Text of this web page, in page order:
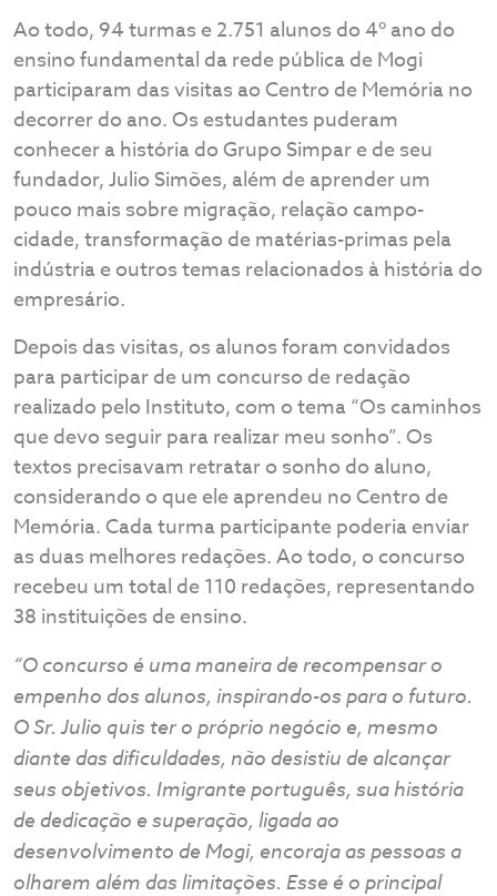
Ao todo, 94 turmas e 2.751 alunos do 4º ano do
ensino fundamental da rede pública de Mogi
participaram das visitas ao Centro de Memória no
decorrer do ano. Os estudantes puderam
conhecer a história do Grupo Simpar e de seu
fundador, Julio Simões, além de aprender um
pouco mais sobre migração, relação campo-
cidade, transformação de matérias-primas pela
indústria e outros temas relacionados à história do
empresário.
Depois das visitas, os alunos foram convidados
para participar de um concurso de redação
realizado pelo Instituto, com o tema “Os caminhos
que devo seguir para realizar meu sonho”. Os
textos precisavam retratar o sonho do aluno,
considerando o que ele aprendeu no Centro de
Memória. Cada turma participante poderia enviar
as duas melhores redações. Ao todo, o concurso
recebeu um total de 110 redações, representando
38 instituições de ensino.
“O concurso é uma maneira de recompensar o
empenho dos alunos, inspirando-os para o futuro.
O Sr. Julio quis ter o próprio negócio e, mesmo
diante das dificuldades, não desistiu de alcançar
seus objetivos. Imigrante português, sua história
de dedicação e superação, ligada ao
desenvolvimento de Mogi, encoraja as pessoas a
olharem além das limitações. Esse é o principal